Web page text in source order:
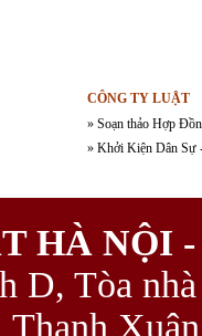
CÔNG TY LUẬT
» Soạn thảo Hợp
» Khởi Kiện Dân Sự
HÀ NỘI
D, Tòa
Thanh